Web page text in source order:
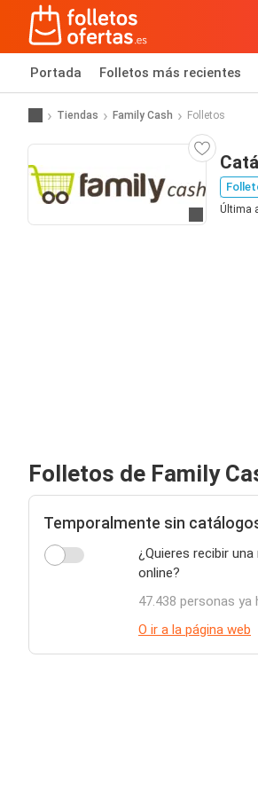
Portada Folletos más recientes
Tiendas Family Cash Folletos
Ir a la web
Última
Folletos de Family
Temporalmente sin
¿Quieres recibir
online?
47.438 personas
O ir a la página web